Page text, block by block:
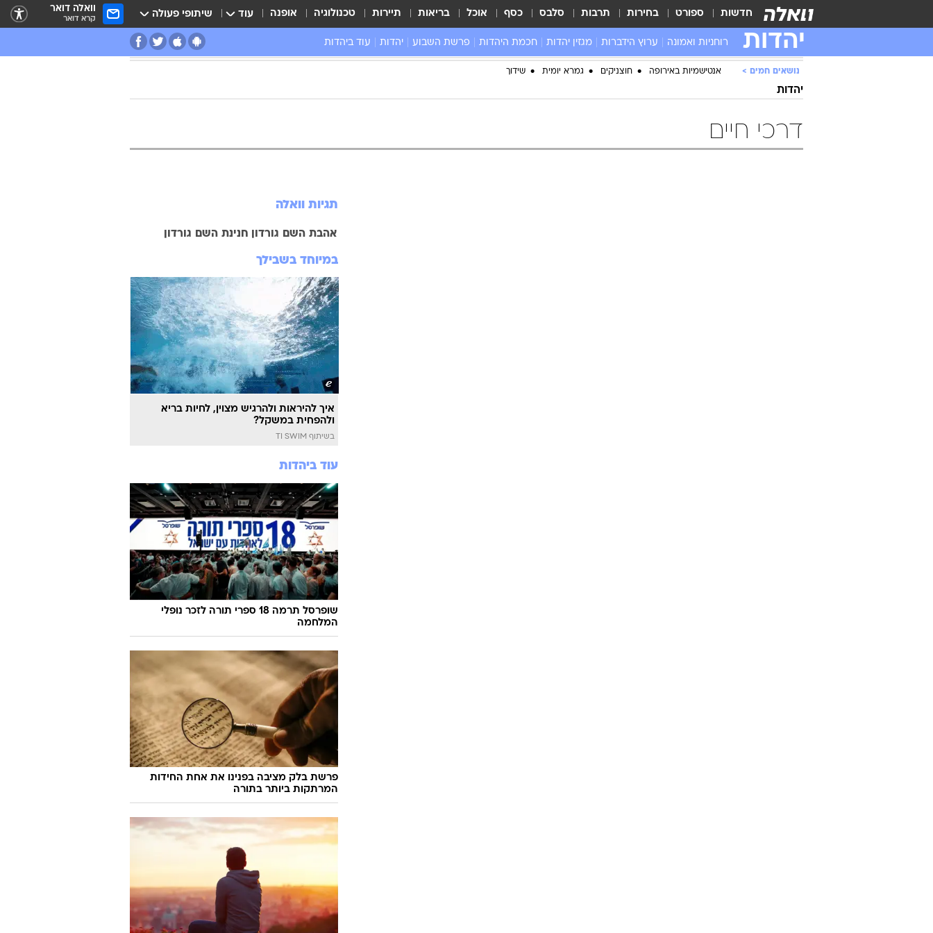
חדשות ספורט בחירות תרבות סלבס כסף אוכל בריאות תיירות טכנולוגיה אופנה עוד שיתופי פעולה וואלה דואר
קרא דואר
יהדות רוחניות ואמונה ערוץ הידברות מגזין יהדות חכמת היהדות פרשת השבוע יהדות עוד ביהדות
נושאים חמים אנטישמיות באירופה חוצניקים גמרא יומית שידוך
יהדות
דרכי חיים
תגיות וואלה
אהבת השם גורדון חנינת השם גורדון
במיוחד בשבילך
איך להיראות ולהרגיש מצוין, לחיות בריא
ולהפחית במשקל?
בשיתוף TI SWIM
עוד ביהדות
שופרסל תרמה 18 ספרי תורה לזכר נופלי
המלחמה
פרשת בלק מציבה בפנינו את אחת החידות
המרתקות ביותר בתורה